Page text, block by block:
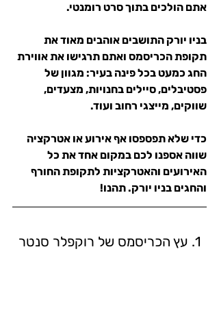
אתם הולכים בתוך סרט רומנטי.
בניו יורק התושבים אוהבים מאוד את
תקופת הכריסמס ואתם תרגישו את אווירת
החג כמעט בכל פינה בעיר: מגוון של
פסטיבלים, סיילים בחנויות, מצעדים,
שווקים, מייצגי רחוב ועוד.
כדי שלא תפספסו אף אירוע או אטרקציה
שווה אספנו לכם במקום אחד את כל
האירועים והאטרקציות לתקופת החורף
והחגים בניו יורק. תהנו!
1. עץ הכריסמס של רוקפלר סנטר